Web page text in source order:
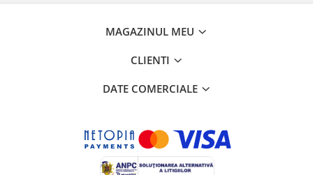
MAGAZINUL MEU
CLIENTI
DATE COMERCIALE